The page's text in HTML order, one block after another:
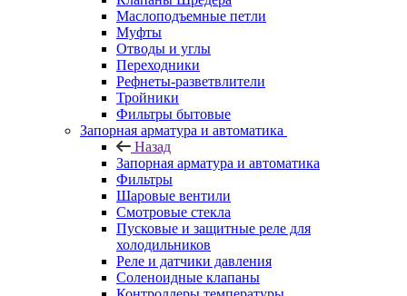
Маслоподъемные петли
Муфты
Отводы и углы
Переходники
Рефнеты-разветвлители
Тройники
Фильтры бытовые
Запорная арматура и автоматика
Назад
Запорная арматура и автоматика
Фильтры
Шаровые вентили
Смотровые стекла
Пусковые и защитные реле для
холодильников
Реле и датчики давления
Соленоидные клапаны